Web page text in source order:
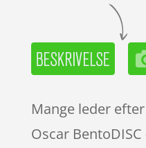
Mange leder
Oscar